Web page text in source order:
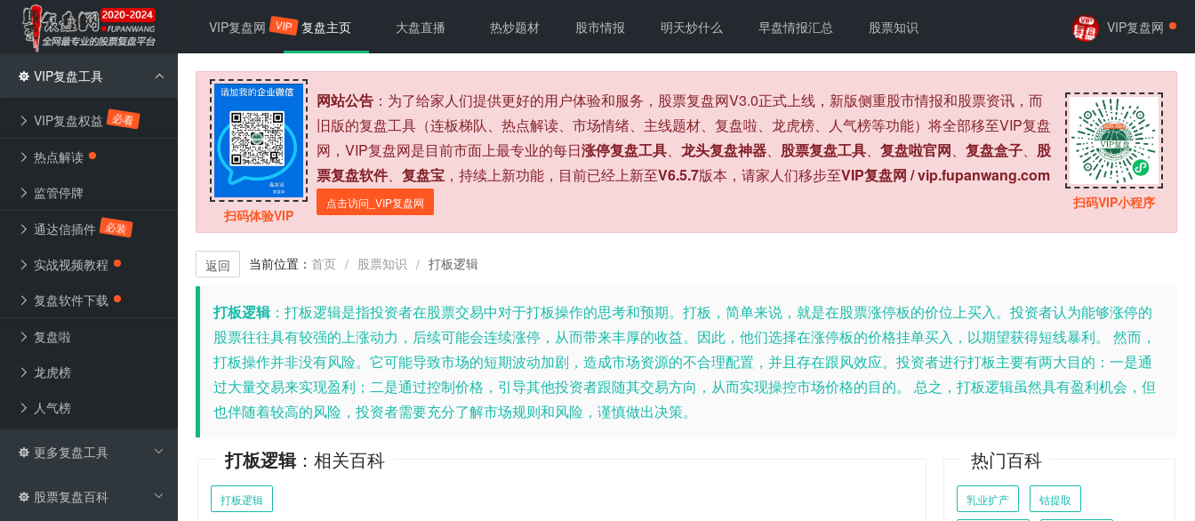
扫码体验VIP
网站公告 ：为了给家人们提供更好的用户体验和服务，股票复盘网V3.0正式上线，新版侧重股市情报和股票资讯，而
旧版的复盘工具（连板梯队、热点解读、市场情绪、主线题材、复盘啦、龙虎榜、人气榜等功能）将全部移至VIP复盘
网，VIP复盘网是目前市面上最专业的每日涨停复盘工具、 龙头复盘神器、 股票复盘工具、 复盘啦官网、 复盘盒子、 股
票复盘软件、 复盘宝 ，持续上新功能，目前已经上新至V6.5.7版本，请家人们移步至VIP复盘网 / vip.fupanwang.com
点击访问_VIP复盘网 扫码VIP小程序
返回 当前位置： 首页 / 股票知识 / 打板逻辑
打板逻辑： 打板逻辑是指投资者在股票交易中对于打板操作的思考和预期。打板，简单来说，就是在股票涨停板的价位上买入。投资者认为能够涨停的
股票往往具有较强的上涨动力，后续可能会连续涨停，从而带来丰厚的收益。因此，他们选择在涨停板的价格挂单买入，以期望获得短线暴利。 然而，
打板操作并非没有风险。它可能导致市场的短期波动加剧，造成市场资源的不合理配置，并且存在跟风效应。投资者进行打板主要有两大目的：一是通
过大量交易来实现盈利；二是通过控制价格，引导其他投资者跟随其交易方向，从而实现操控市场价格的目的。 总之，打板逻辑虽然具有盈利机会，但
也伴随着较高的风险，投资者需要充分了解市场规则和风险，谨慎做出决策。
打板逻辑：相关百科
打板逻辑
热门百科
乳业扩产 钴提取
VIP复盘网 VIP 复盘主页 大盘直播 热炒题材 股市情报 明天炒什么 早盘情报汇总 股票知识 VIP复盘网
VIP复盘工具
VIP复盘权益 必看
热点解读
监管停牌
通达信插件 必装
实战视频教程
复盘软件下载
复盘啦
龙虎榜
人气榜
更多复盘工具
股票复盘百科